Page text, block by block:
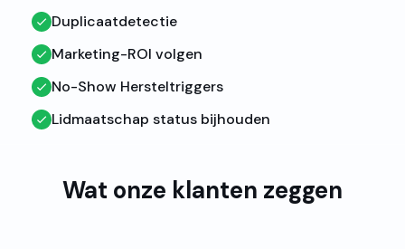
Duplicaatdetectie
Marketing-ROI volgen
No-Show Hersteltriggers
Lidmaatschap status bijhouden
Wat onze klanten zeggen